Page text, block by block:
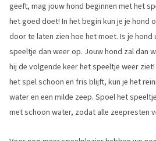
geeft, mag jouw hond beginnen met het
het goed doet! In het begin kun je je hond
door te laten zien hoe het moet. Is je
speeltje dan weer op. Jouw hond zal dan
hij de volgende keer het speeltje weer
het spel schoon en fris blijft, kun je het
water en een milde zeep. Spoel het
met schoon water, zodat alle zeepresten